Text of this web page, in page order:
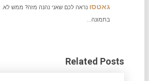
גאטסו נראה לכם שאני נהנה מזה? ממש
בתמונה...
Related Posts